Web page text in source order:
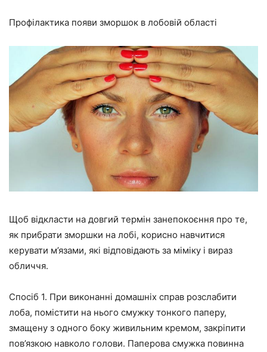
Профілактика появи зморшок в лобовій області
Щоб відкласти на довгий термін занепокоєння про те,
як прибрати зморшки на лобі, корисно навчитися
керувати м’язами, які відповідають за міміку і вираз
обличчя.
Спосіб 1. При виконанні домашніх справ розслабити
лоба, помістити на нього смужку тонкого паперу,
змащену з одного боку живильним кремом, закріпити
пов’язкою навколо голови. Паперова смужка повинна